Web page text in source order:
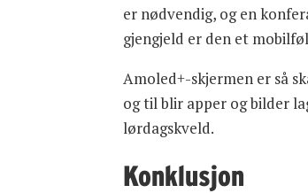
er nødvendig, og en
gjengjeld er den et
Amoled+-skjermen er så
og til blir apper og bilder
lørdagskveld.
Konklusjon